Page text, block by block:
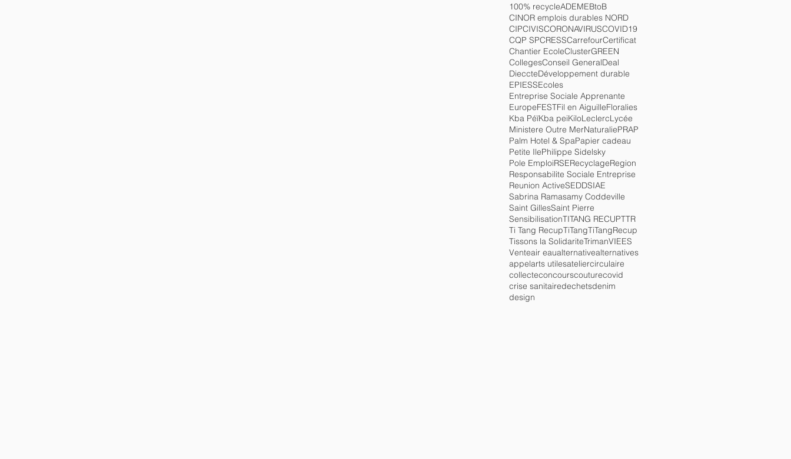
100% recycleADEMEBtoB
CINOR emplois durables NORD
CIPCIVISCORONAVIRUSCOVID19
CQP SPCRESSCarrefourCertificat
Chantier EcoleClusterGREEN
CollegesConseil GeneralDeal
DieccteDéveloppement durable
EPIESSEcoles
Entreprise Sociale Apprenante
EuropeFESTFil en AiguilleFloralies
Kba PéïKba peiKiloLeclercLycée
Ministere Outre MerNaturaliePRAP
Palm Hotel & SpaPapier cadeau
Petite IlePhilippe Sidelsky
Pole EmploiRSERecyclageRegion
Responsabilite Sociale Entreprise
Reunion ActiveSEDDSIAE
Sabrina Ramasamy Coddeville
Saint GillesSaint Pierre
SensibilisationTITANG RECUPTTR
Ti Tang RecupTiTangTiTangRecup
Tissons la SolidariteTrimanVIEES
Venteair eaualternativealternatives
appelarts utilesateliercirculaire
collecteconcourscouturecovid
crise sanitairedechetsdenim
design